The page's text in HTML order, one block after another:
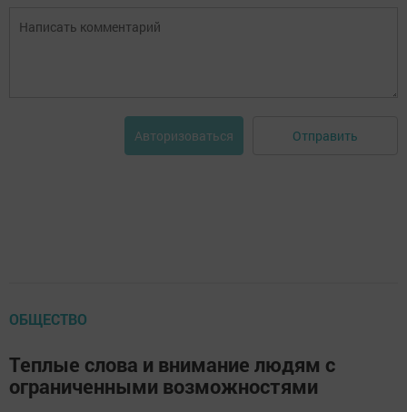
Авторизоваться Отправить
ОБЩЕСТВО
Теплые слова и внимание людям с
ограниченными возможностями